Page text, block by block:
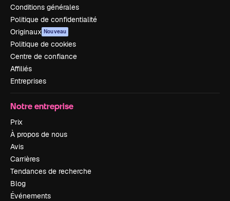
Conditions générales
Politique de confidentialité
Originaux Nouveau
Politique de cookies
Centre de confiance
Affiliés
Entreprises
Notre entreprise
Prix
À propos de nous
Avis
Carrières
Tendances de recherche
Blog
Événements